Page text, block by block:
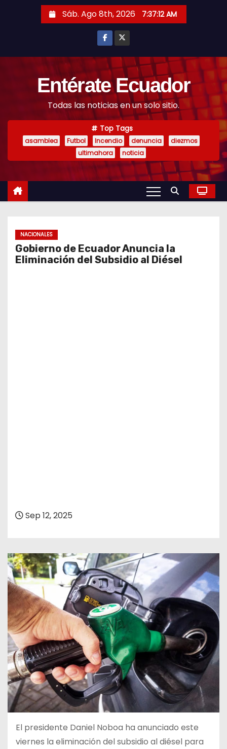
Sáb. Ago 8th, 2026 7:37:14 AM
Entérate Ecuador
Todas las noticias en un solo sitio.
Top Tags
asamblea Futbol Incendio denuncia
diezmos
ultimahora
noticia
NACIONALES
Gobierno de Ecuador Anuncia la
Eliminación del Subsidio al Diésel
Sep 12, 2025
El presidente Daniel Noboa ha anunciado este
viernes la eliminación del subsidio al diésel para